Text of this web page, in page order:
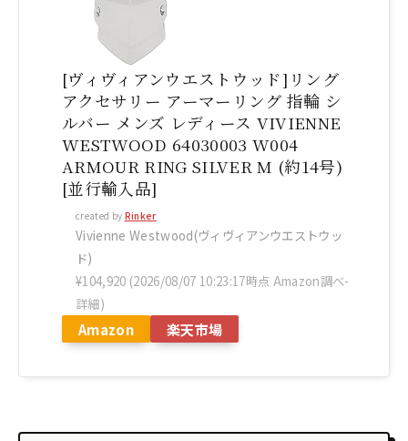
[ヴィヴィアンウエストウッド]リング
アクセサリー アーマーリング 指輪 シ
ルバー メンズ レディース VIVIENNE
WESTWOOD 64030003 W004
ARMOUR RING SILVER M (約14号)
[並行輸入品]
created by Rinker
Vivienne Westwood(ヴィヴィアンウエストウッ
ド)
¥104,920 (2026/08/07 10:23:17時点 Amazon調べ-
詳細)
Amazon 楽天市場